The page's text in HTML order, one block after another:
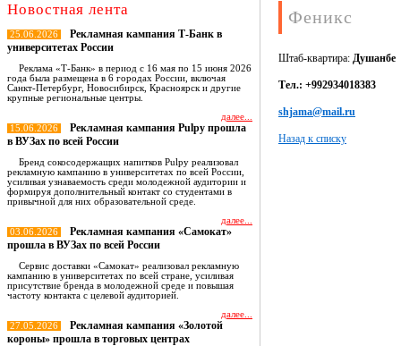
Новостная лента
25.06.2026
Рекламная кампания Т-Банк в
университетах России
Реклама «Т-Банк» в период с 16 мая по 15 июня 2026
года была размещена в 6 городах России, включая
Санкт-Петербург, Новосибирск, Красноярск и другие
крупные региональные центры.
далее...
15.06.2026
Рекламная кампания Pulpy прошла
в ВУЗах по всей России
Бренд сокосодержащих напитков Pulpy реализовал
рекламную кампанию в университетах по всей России,
усиливая узнаваемость среди молодежной аудитории и
формируя дополнительный контакт со студентами в
привычной для них образовательной среде.
далее...
03.06.2026
Рекламная кампания «Самокат»
прошла в ВУЗах по всей России
Сервис доставки «Самокат» реализовал рекламную
кампанию в университетах по всей стране, усиливая
присутствие бренда в молодежной среде и повышая
частоту контакта с целевой аудиторией.
далее...
27.05.2026
Рекламная кампания «Золотой
короны» прошла в торговых центрах
Феникс
Штаб-квартира: Душанбе
Тел.: +992934018383
shjama@mail.ru
Назад к списку